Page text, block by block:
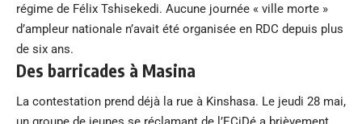
régime de Félix Tshisekedi. Aucune journée « ville morte »
d’ampleur nationale n’avait été organisée en RDC depuis plus
de six ans.
Des barricades à Masina
La contestation prend déjà la rue à Kinshasa. Le jeudi 28 mai,